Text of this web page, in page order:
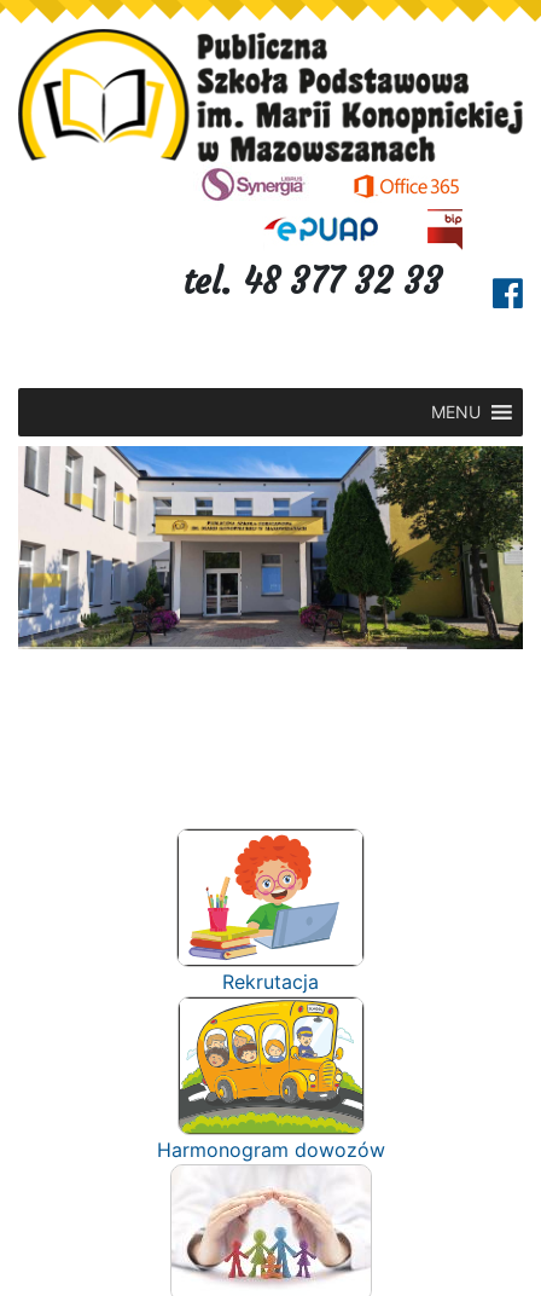
tel. 48 377 32 33
MENU
Rekrutacja
Harmonogram dowozów